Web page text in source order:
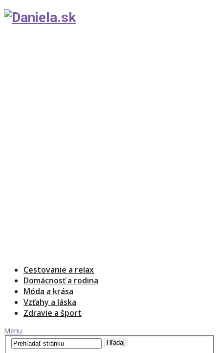
Cestovanie a relax
Domácnosť a rodina
Móda a krása
Vzťahy a láska
Zdravie a šport
Menu